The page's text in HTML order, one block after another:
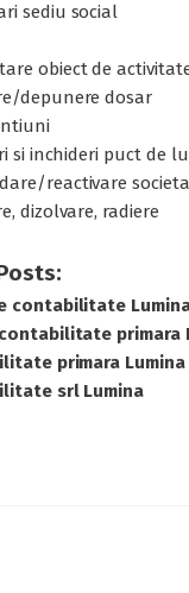
sediu social
obiect de
depunere dosar
si inchideri puct de
reactivare
dizolvare, radiere
contabilitate
primara
primara Lumina
srl Lumina